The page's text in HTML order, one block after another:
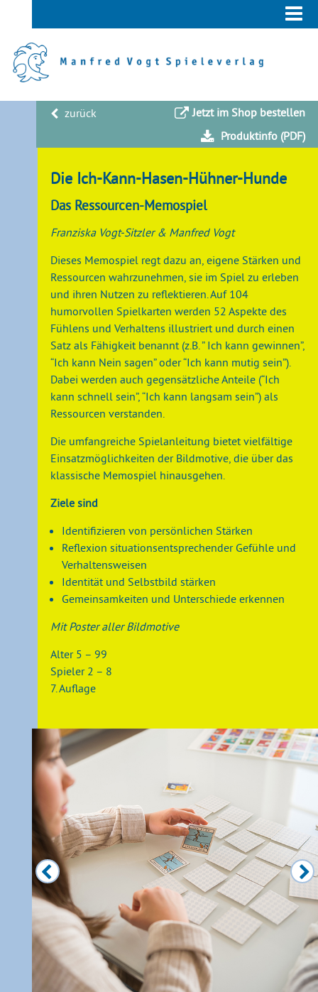
zurück
Jetzt im Shop bestellen
Produktinfo (PDF)
Die Ich-Kann-Hasen-Hühner-Hunde
Das Ressourcen-Memospiel
Franziska Vogt-Sitzler & Manfred Vogt
Dieses Memospiel regt dazu an, eigene Stärken und
Ressourcen wahrzunehmen, sie im Spiel zu erleben
und ihren Nutzen zu reflektieren. Auf 104
humorvollen Spielkarten werden 52 Aspekte des
Fühlens und Verhaltens illustriert und durch einen
Satz als Fähigkeit benannt (z.B. ” Ich kann gewinnen”,
“Ich kann Nein sagen” oder “Ich kann mutig sein”).
Dabei werden auch gegensätzliche Anteile (“Ich
kann schnell sein”, “Ich kann langsam sein”) als
Ressourcen verstanden.
Die umfangreiche Spielanleitung bietet vielfältige
Einsatzmöglichkeiten der Bildmotive, die über das
klassische Memospiel hinausgehen.
Ziele sind
Identifizieren von persönlichen Stärken
Reflexion situationsentsprechender Gefühle und
Verhaltensweisen
Identität und Selbstbild stärken
Gemeinsamkeiten und Unterschiede erkennen
Mit Poster aller Bildmotive
Alter 5 – 99
Spieler 2 – 8
7. Auflage